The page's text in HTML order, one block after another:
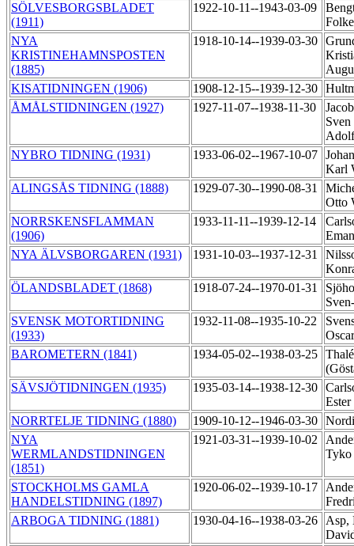
SÖLVESBORGSBLADET
(1911)
1922-10-11--1943-03-09
NYA
KRISTINEHAMNSPOSTEN
(1885)
1918-10-14--1939-03-30
KISATIDNINGEN (1906)
1908-12-15--1939-12-30
ÅMÅLSTIDNINGEN (1927)
1927-11-07--1938-11-30
NYBRO TIDNING (1931)
1933-06-02--1967-10-07
Karl
ALINGSÅS TIDNING (1888)
1929-07-30--1990-08-31
Otto
NORRSKENSFLAMMAN
(1906)
1933-11-11--1939-12-14
NYA ÄLVSBORGAREN (1931)
1931-10-03--1937-12-31
ÖLANDSBLADET (1868)
1918-07-24--1970-01-31
SVENSK MOTORTIDNING
(1933)
1932-11-08--1935-10-22
BAROMETERN (1841)
1934-05-02--1938-03-25
SÄVSJÖTIDNINGEN (1935)
1935-03-14--1938-12-30
NORRTELJE TIDNING (1880)
1909-10-12--1946-03-30
NYA
WERMLANDSTIDNINGEN
(1851)
1921-03-31--1939-10-02
Tyko
STOCKHOLMS GAMLA
HANDELSTIDNING (1897)
1920-06-02--1939-10-17
ARBOGA TIDNING (1881)
1930-04-16--1938-03-26
Asp,